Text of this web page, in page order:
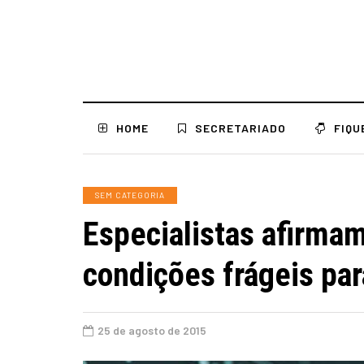
HOME SECRETARIADO
SEM CATEGORIA
Especialistas
condições frágeis
25 de agosto de 2015